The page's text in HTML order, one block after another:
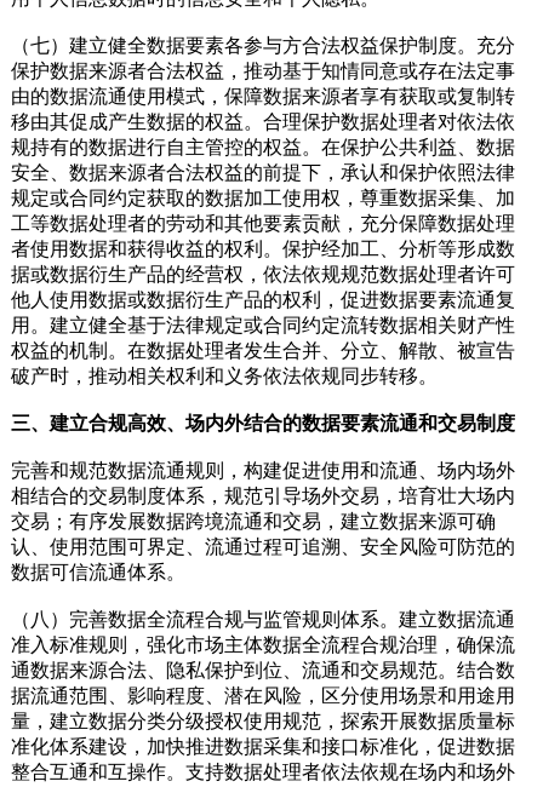
（七）建立健全数据要素各参与方合法权益保护制度。充分
保护数据来源者合法权益，推动基于知情同意或存在法定事
由的数据流通使用模式，保障数据来源者享有获取或复制转
移由其促成产生数据的权益。合理保护数据处理者对依法依
规持有的数据进行自主管控的权益。在保护公共利益、数据
安全、数据来源者合法权益的前提下，承认和保护依照法律
规定或合同约定获取的数据加工使用权，尊重数据采集、加
工等数据处理者的劳动和其他要素贡献，充分保障数据处理
者使用数据和获得收益的权利。保护经加工、分析等形成数
据或数据衍生产品的经营权，依法依规规范数据处理者许可
他人使用数据或数据衍生产品的权利，促进数据要素流通复
用。建立健全基于法律规定或合同约定流转数据相关财产性
权益的机制。在数据处理者发生合并、分立、解散、被宣告
破产时，推动相关权利和义务依法依规同步转移。
三、建立合规高效、场内外结合的数据要素流通和交易制度
完善和规范数据流通规则，构建促进使用和流通、场内场外
相结合的交易制度体系，规范引导场外交易，培育壮大场内
交易；有序发展数据跨境流通和交易，建立数据来源可确
认、使用范围可界定、流通过程可追溯、安全风险可防范的
数据可信流通体系。
（八）完善数据全流程合规与监管规则体系。建立数据流通
准入标准规则，强化市场主体数据全流程合规治理，确保流
通数据来源合法、隐私保护到位、流通和交易规范。结合数
据流通范围、影响程度、潜在风险，区分使用场景和用途用
量，建立数据分类分级授权使用规范，探索开展数据质量标
准化体系建设，加快推进数据采集和接口标准化，促进数据
整合互通和互操作。支持数据处理者依法依规在场内和场外